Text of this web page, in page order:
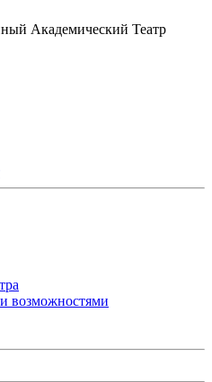
Академический Театр
возможностями